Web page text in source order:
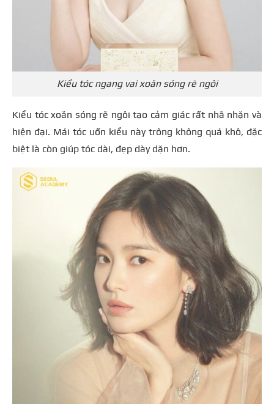
Kiểu tóc ngang vai xoăn sóng rẽ ngôi
Kiểu tóc xoăn sóng rẽ ngôi tạo cảm giác rất nhã nhặn và
hiện đại. Mái tóc uốn kiểu này trông không quá khô, đặc
biệt là còn giúp tóc dài, đẹp dày dặn hơn.